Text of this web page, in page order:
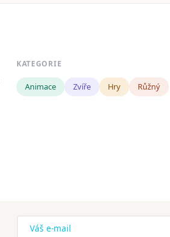
KATEGORIE
Animace Zvíře Hry Růžný